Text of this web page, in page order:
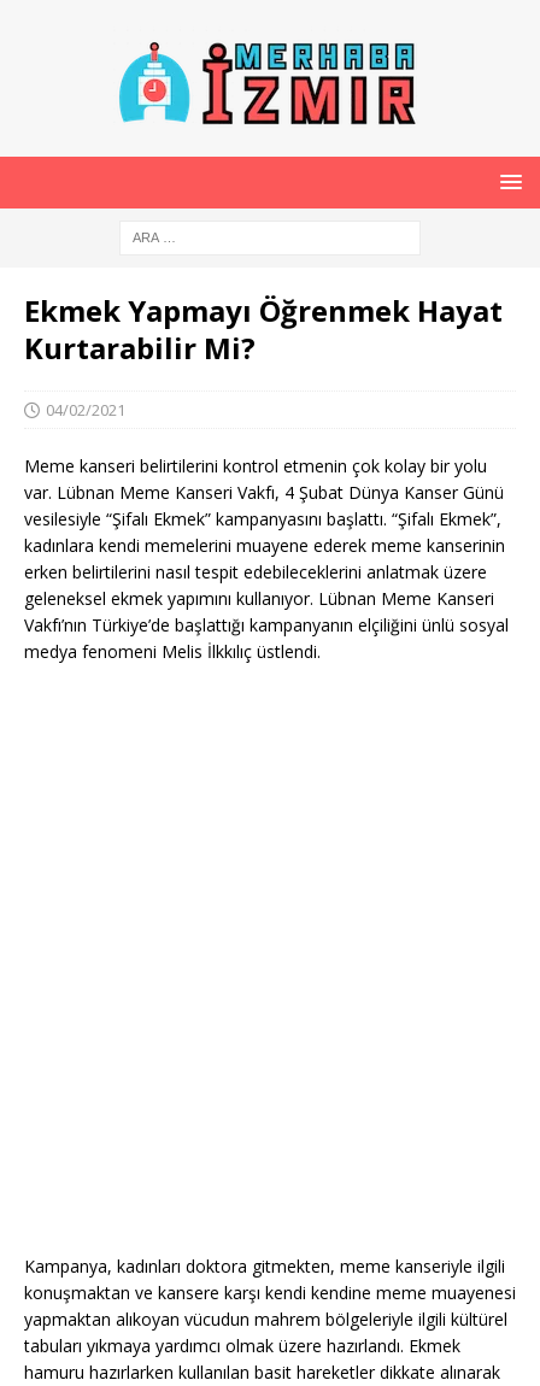
Ekmek Yapmayı Öğrenmek Hayat
Kurtarabilir Mi?
04/02/2021
Meme kanseri belirtilerini kontrol etmenin çok kolay bir yolu
var. Lübnan Meme Kanseri Vakfı, 4 Şubat Dünya Kanser Günü
vesilesiyle “Şifalı Ekmek” kampanyasını başlattı. “Şifalı Ekmek”,
kadınlara kendi memelerini muayene ederek meme kanserinin
erken belirtilerini nasıl tespit edebileceklerini anlatmak üzere
geleneksel ekmek yapımını kullanıyor. Lübnan Meme Kanseri
Vakfı’nın Türkiye’de başlattığı kampanyanın elçiliğini ünlü sosyal
medya fenomeni Melis İlkkılıç üstlendi.
Kampanya, kadınları doktora gitmekten, meme kanseriyle ilgili
konuşmaktan ve kansere karşı kendi kendine meme muayenesi
yapmaktan alıkoyan vücudun mahrem bölgeleriyle ilgili kültürel
tabuları yıkmaya yardımcı olmak üzere hazırlandı. Ekmek
hamuru hazırlarken kullanılan basit hareketler dikkate alınarak